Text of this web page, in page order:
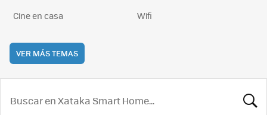
Cine en casa
Wifi
VER MÁS TEMAS